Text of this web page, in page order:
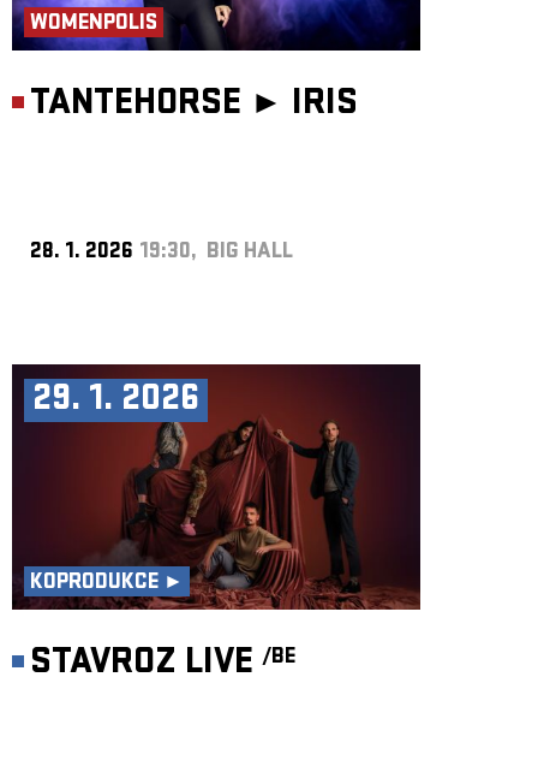
WOMENPOLIS
TANTEHORSE ► IRIS
28. 1. 2026 19:30, BIG HALL
29. 1. 2026
KOPRODUKCE ►
STAVROZ LIVE /BE